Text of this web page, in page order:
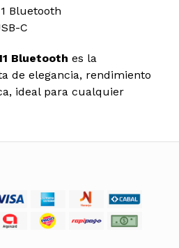
Bluetooth
C
Bluetooth es la
de elegancia, rendimiento
ideal para cualquier